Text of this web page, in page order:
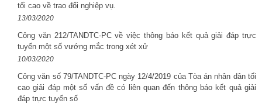
tối cao về trao đổi nghiệp vụ.
13/03/2020
Công văn 212/TANDTC-PC về việc thông báo kết quả giải đáp trực
tuyến một số vướng mắc trong xét xử
10/03/2020
Công văn số 79/TANDTC-PC ngày 12/4/2019 của Tòa án nhân dân tối
cao giải đáp một số vấn đề có liên quan đến thông báo kết quả giải
đáp trực tuyến số